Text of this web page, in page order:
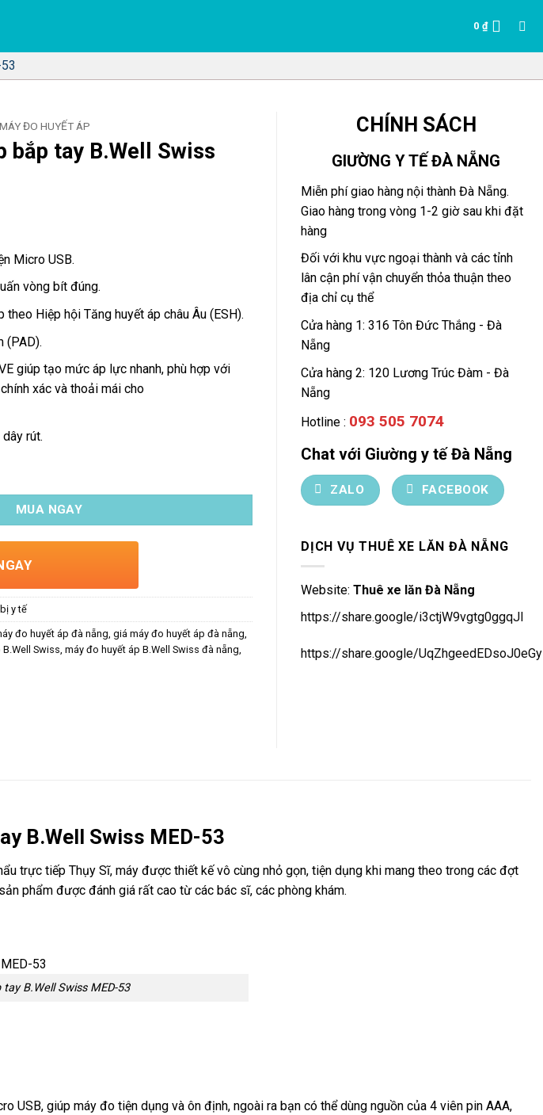
0 ₫
MÁY ĐO HUYẾT ÁP
bắp tay B.Well Swiss
Micro USB.
vòng bít đúng.
Hiệp hội Tăng huyết áp châu Âu (ESH).
(PAD).
giúp tạo mức áp lực nhanh, phù hợp với
xác và thoải mái cho
rút.
Swiss MED-53 số lượng
MUA NGAY
y tế
đo huyết áp đà nẵng, giá máy đo huyết áp đà nẵng,
Swiss, máy đo huyết áp B.Well Swiss đà nẵng,
CHÍNH SÁCH
GIƯỜNG Y TẾ ĐÀ NẴNG
Miễn phí giao hàng nội thành Đà Nẵng.
Giao hàng trong vòng 1-2 giờ sau khi đặt
hàng
Đối với khu vực ngoại thành và các tỉnh
lân cận phí vận chuyển thỏa thuận theo
địa chỉ cụ thể
Cửa hàng 1: 316 Tôn Đức Thắng - Đà
Nẵng
Cửa hàng 2: 120 Lương Trúc Đàm - Đà
Nẵng
Hotline : 093 505 7074
Chat với Giường y tế Đà Nẵng
ZALO FACEBOOK
DỊCH VỤ THUÊ XE LĂN ĐÀ NẴNG
Website: Thuê xe lăn Đà Nẵng
https://share.google/i3ctjW9vgtg0ggqJl
https://share.google/UqZhgeedEDsoJ0eGy
B.Well Swiss MED-53
trực tiếp Thụy Sĩ, máy được thiết kế vô cùng nhỏ gọn, tiện dụng khi mang theo trong các đợt
phẩm được đánh giá rất cao từ các bác sĩ, các phòng khám.
B.Well Swiss MED-53
USB, giúp máy đo tiện dụng và ôn định, ngoài ra bạn có thể dùng nguồn của 4 viên pin AAA,